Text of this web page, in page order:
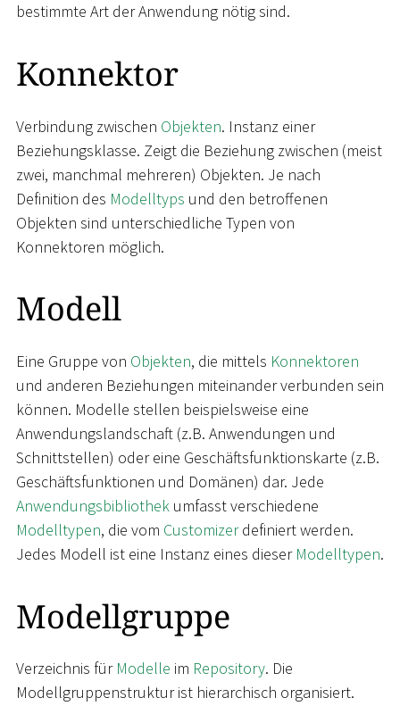
bestimmte Art der Anwendung nötig sind.
Konnektor
Verbindung zwischen Objekten. Instanz einer
Beziehungsklasse. Zeigt die Beziehung zwischen (meist
zwei, manchmal mehreren) Objekten. Je nach
Definition des Modelltyps und den betroffenen
Objekten sind unterschiedliche Typen von
Konnektoren möglich.
Modell
Eine Gruppe von Objekten, die mittels Konnektoren
und anderen Beziehungen miteinander verbunden sein
können. Modelle stellen beispielsweise eine
Anwendungslandschaft (z.B. Anwendungen und
Schnittstellen) oder eine Geschäftsfunktionskarte (z.B.
Geschäftsfunktionen und Domänen) dar. Jede
Anwendungsbibliothek umfasst verschiedene
Modelltypen, die vom Customizerdefiniert werden.
Jedes Modell ist eine Instanz eines dieser Modelltypen.
Modellgruppe
Verzeichnis für Modelle im Repository. Die
Modellgruppenstruktur ist hierarchisch organisiert.